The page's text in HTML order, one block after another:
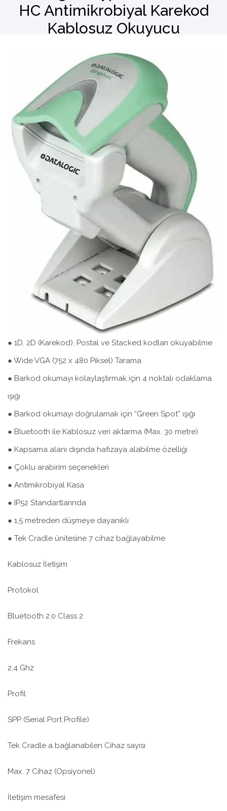
Barkod Okuyucu
HC Antimikrobiyal Karekod
Kablosuz Okuyucu
● 1D, 2D (Karekod), Postal ve Stacked kodları okuyabilme
● Wide VGA (752 x 480 Piksel) Tarama
● Barkod okumayı kolaylaştırmak için 4 noktalı odaklama
ışığı
● Barkod okumayı doğrulamak için “Green Spot” ışığı
● Bluetooth ile Kablosuz veri aktarma (Max. 30 metre)
● Kapsama alanı dışında hafızaya alabilme özelliği
● Çoklu arabirim seçenekleri
● Antimikrobiyal Kasa
● IP52 Standartlarında
● 1,5 metreden düşmeye dayanıklı
● Tek Cradle ünitesine 7 cihaz bağlayabilme
Kablosuz İletişim
Protokol
Bluetooth 2.0 Class 2
Frekans
2,4 Ghz
Profil
SPP (Serial Port Profile)
Tek Cradle a bağlanabilen Cihaz sayısı
Max. 7 Cihaz (Opsiyonel)
İletişim mesafesi